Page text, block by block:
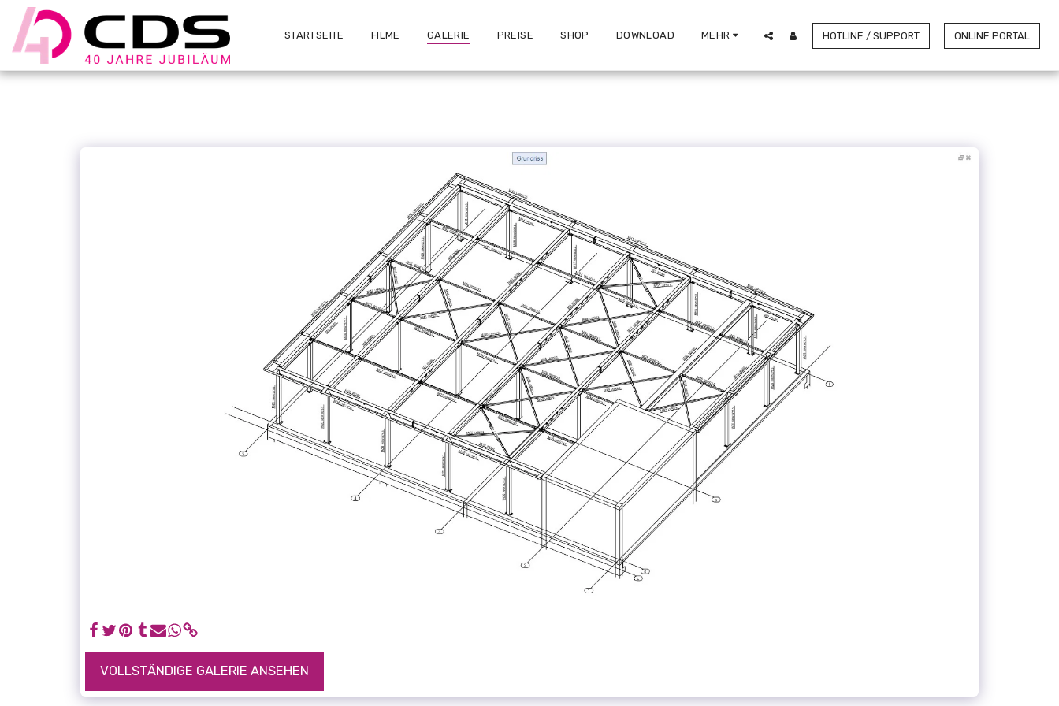
STARTSEITE FILME GALERIE PREISE SHOP DOWNLOAD MEHR HOTLINE / SUPPORT ONLINE PORTAL
VOLLSTÄNDIGE GALERIE ANSEHEN